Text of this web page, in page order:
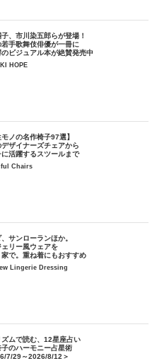
、市川染五郎らが登場！
若手歌舞伎俳優が一冊に
のビジュアル本が絶賛発売中
HOPE
モノの名作椅子97選】
デザイナーズチェアから
に活躍するスツールまで
Chairs
サンローランほか。
ェリー風ウェアを
家で。重ね着にもおすすめ
Lingerie Dressing
ズムで読む、12星座占い
子のハーモニー占星術
7/29～2026/8/12＞